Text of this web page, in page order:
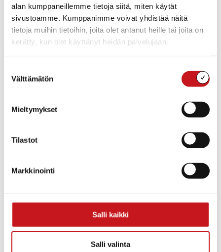
alan kumppaneillemme tietoja siitä, miten käytät
sivustoamme. Kumppanimme voivat yhdistää näitä
tietoja muihin tietoihin, joita olet antanut heille tai joita on
kerätty, kun olet käyttänyt heidän palvelujaan.
valinta
Välttämätön
Mieltymykset
Tilastot
Markkinointi
Salli kaikki
Salli valinta
Käytä Teamsia tehokkaasti tiimityössä
(digikäyttäjä) – Etäkoulutus, 5.11. klo 9-12.30
Google My Business – yrityksesi käyntikortti
(digistarttaaja) – Etäkoulutus, 10.11. klo 17-20.30
17-20.30
Videot somessa - miten näillä markkinoidaan? 10
17.11. klo 17-20.30
Pikaopas digimarkkinointiin – kanavat, trendit &
040 141 7494